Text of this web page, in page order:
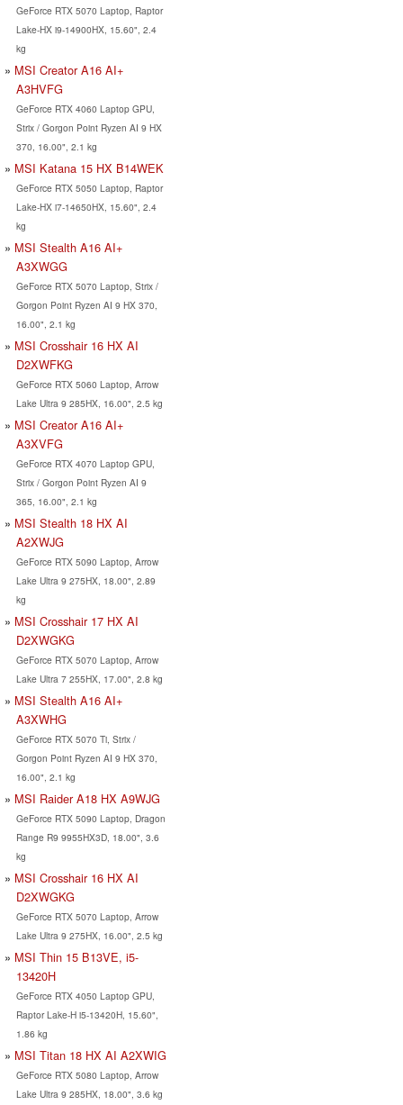
GeForce RTX 5070 Laptop, Raptor
Lake-HX i9-14900HX, 15.60", 2.4
kg
MSI Creator A16 AI+
A3HVFG
GeForce RTX 4060 Laptop GPU,
Strix / Gorgon Point Ryzen AI 9 HX
370, 16.00", 2.1 kg
MSI Katana 15 HX B14WEK
GeForce RTX 5050 Laptop, Raptor
Lake-HX i7-14650HX, 15.60", 2.4
kg
MSI Stealth A16 AI+
A3XWGG
GeForce RTX 5070 Laptop, Strix /
Gorgon Point Ryzen AI 9 HX 370,
16.00", 2.1 kg
MSI Crosshair 16 HX AI
D2XWFKG
GeForce RTX 5060 Laptop, Arrow
Lake Ultra 9 285HX, 16.00", 2.5 kg
MSI Creator A16 AI+
A3XVFG
GeForce RTX 4070 Laptop GPU,
Strix / Gorgon Point Ryzen AI 9
365, 16.00", 2.1 kg
MSI Stealth 18 HX AI
A2XWJG
GeForce RTX 5090 Laptop, Arrow
Lake Ultra 9 275HX, 18.00", 2.89
kg
MSI Crosshair 17 HX AI
D2XWGKG
GeForce RTX 5070 Laptop, Arrow
Lake Ultra 7 255HX, 17.00", 2.8 kg
MSI Stealth A16 AI+
A3XWHG
GeForce RTX 5070 Ti, Strix /
Gorgon Point Ryzen AI 9 HX 370,
16.00", 2.1 kg
MSI Raider A18 HX A9WJG
GeForce RTX 5090 Laptop, Dragon
Range R9 9955HX3D, 18.00", 3.6
kg
MSI Crosshair 16 HX AI
D2XWGKG
GeForce RTX 5070 Laptop, Arrow
Lake Ultra 9 275HX, 16.00", 2.5 kg
MSI Thin 15 B13VE, i5-
13420H
GeForce RTX 4050 Laptop GPU,
Raptor Lake-H i5-13420H, 15.60",
1.86 kg
MSI Titan 18 HX AI A2XWIG
GeForce RTX 5080 Laptop, Arrow
Lake Ultra 9 285HX, 18.00", 3.6 kg